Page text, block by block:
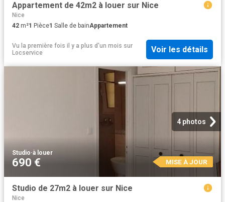
Appartement de 42m2 à louer sur Nice
Nice
42 m²1 Pièce1 Salle de bainAppartement
Vu la première fois il y a plus d'un mois sur
Locservice
Voir les détails
4 photos
Studio·à louer
690 € MISE À JOUR
Studio de 27m2 à louer sur Nice
Nice